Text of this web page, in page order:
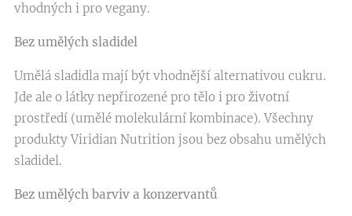
vhodných i pro vegany.
Bez umělých sladidel
Umělá sladidla mají být vhodnější alternativou cukru.
Jde ale o látky nepřirozené pro tělo i pro životní
prostředí (umělé molekulární kombinace). Všechny
produkty Viridian Nutrition jsou bez obsahu umělých
sladidel.
Bez umělých barviv a konzervantů